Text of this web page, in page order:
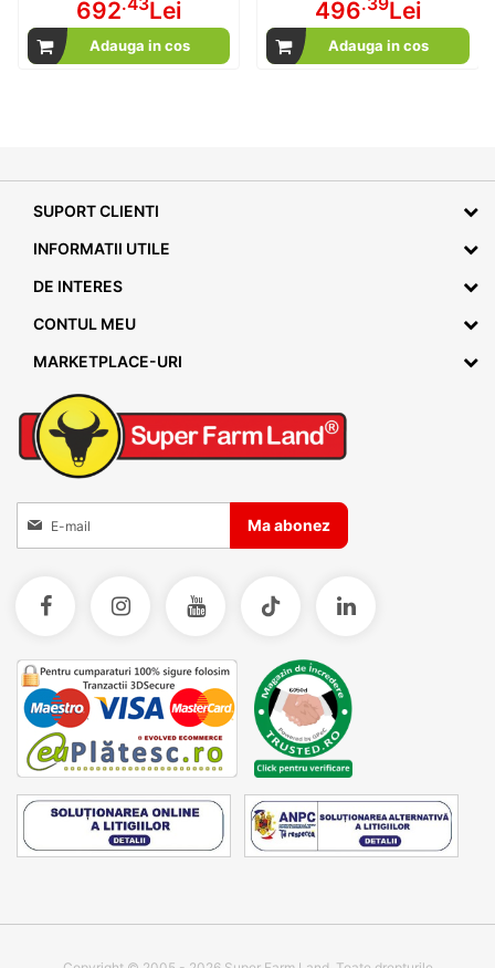
692.43Lei
Adauga in cos
496.39Lei
Adauga in cos
SUPORT CLIENTI
INFORMATII UTILE
DE INTERES
CONTUL MEU
MARKETPLACE-URI
Inscrieti-va la Buletinele noastre informative
Ma abonez